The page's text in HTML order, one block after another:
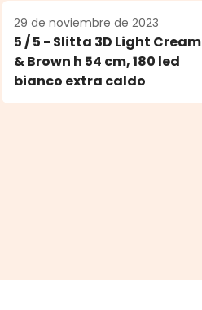
29 de noviembre de 2023
5 / 5 - Slitta 3D Light Cream
& Brown h 54 cm, 180 led
bianco extra caldo